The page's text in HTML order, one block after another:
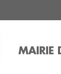
MAIRIE